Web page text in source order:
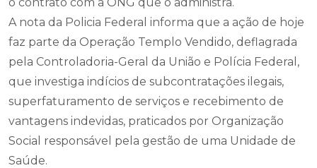
A nota da Policia Federal informa que a ação de hoje
faz parte da Operação Templo Vendido, deflagrada
pela Controladoria-Geral da União e Polícia Federal,
que investiga indícios de subcontratações ilegais,
superfaturamento de serviços e recebimento de
vantagens indevidas, praticados por Organização
Social responsável pela gestão de uma Unidade de
Saúde.